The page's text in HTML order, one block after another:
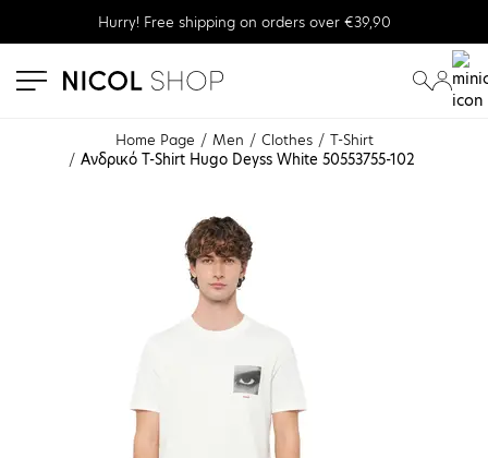
Hurry! Free shipping on orders over €39,90
Home Page Men Clothes
T-Shirt
Ανδρικό T-Shirt Hugo Deyss White 50553755-102